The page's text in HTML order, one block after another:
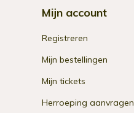
Mijn account
Registreren
Mijn bestellingen
Mijn tickets
Herroeping aanvragen